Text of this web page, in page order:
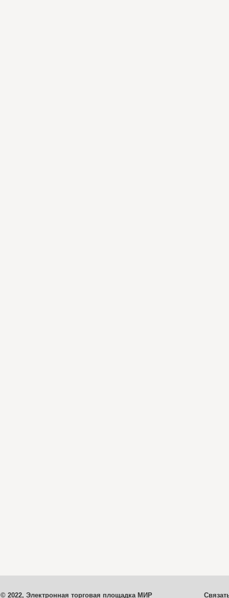
© 2022, Электронная торговая площадка МИР